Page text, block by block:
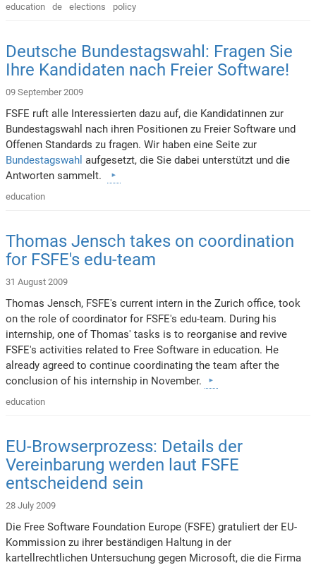
education de elections policy
Deutsche Bundestagswahl: Fragen Sie
Ihre Kandidaten nach Freier Software!
09 September 2009
FSFE ruft alle Interessierten dazu auf, die Kandidatinnen zur
Bundestagswahl nach ihren Positionen zu Freier Software und
Offenen Standards zu fragen. Wir haben eine Seite zur
Bundestagswahl aufgesetzt, die Sie dabei unterstützt und die
Antworten sammelt.
education
Thomas Jensch takes on coordination
for FSFE's edu-team
31 August 2009
Thomas Jensch, FSFE's current intern in the Zurich office, took
on the role of coordinator for FSFE's edu-team. During his
internship, one of Thomas' tasks is to reorganise and revive
FSFE's activities related to Free Software in education. He
already agreed to continue coordinating the team after the
conclusion of his internship in November.
education
EU-Browserprozess: Details der
Vereinbarung werden laut FSFE
entscheidend sein
28 July 2009
Die Free Software Foundation Europe (FSFE) gratuliert der EU-
Kommission zu ihrer beständigen Haltung in der
kartellrechtlichen Untersuchung gegen Microsoft, die die Firma